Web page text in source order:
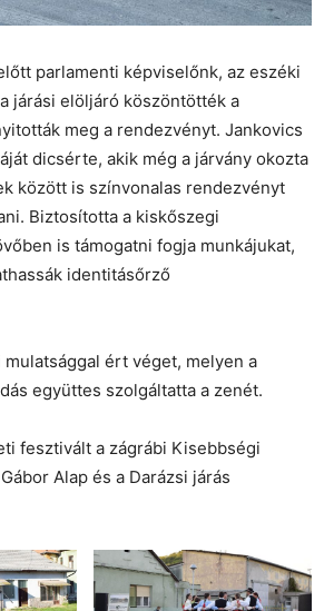
parlamenti képviselőnk, az eszéki
járási elöljáró köszöntötték a
meg a rendezvényt. Jankovics
dicsérte, akik még a járvány okozta
között is színvonalas rendezvényt
Biztosította a kiskőszegi
is támogatni fogja munkájukat,
identitásőrző
ért véget, melyen a
együttes szolgáltatta a zenét.
fesztivált a zágrábi Kisebbségi
Alap és a Darázsi járás